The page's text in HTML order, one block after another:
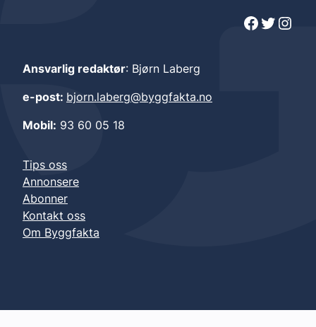
Facebook Twitter Instagram
Ansvarlig redaktør: Bjørn Laberg
e-post: bjorn.laberg@byggfakta.no
Mobil: 93 60 05 18
Tips oss
Annonsere
Abonner
Kontakt oss
Om Byggfakta